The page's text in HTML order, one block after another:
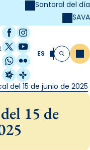
Santoral del día
SAVA
Facebook
Instagram
X / Twitter
YouTube
WhatsApp
Flickr
Radio Estel
Catalunya
ES Buscar
del 15 de junio de 2025
15 de